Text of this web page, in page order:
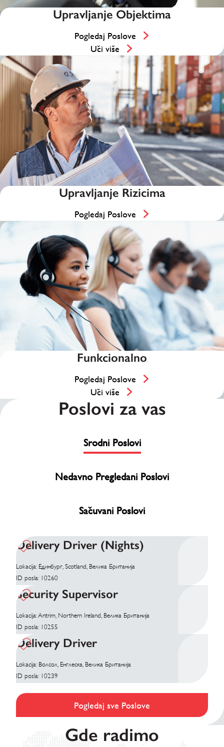
Upravljanje Objektima
Pogledaj Poslove
Uči više
Upravljanje Rizicima
Pogledaj Poslove
Funkcionalno
Pogledaj Poslove
Uči više
Poslovi za vas
Srodni Poslovi
Nedavno Pregledani Poslovi
Sačuvani Poslovi
Delivery Driver (Nights)
Lokacija: Единбург, Scotland, Велика Британија
ID posla: 10260
Security Supervisor
Lokacija: Antrim, Northern Ireland, Велика Британија
ID posla: 10255
Delivery Driver
Lokacija: Волсол, Енглеска, Велика Британија
ID posla: 10239
Pogledaj sve Poslove
Gde radimo